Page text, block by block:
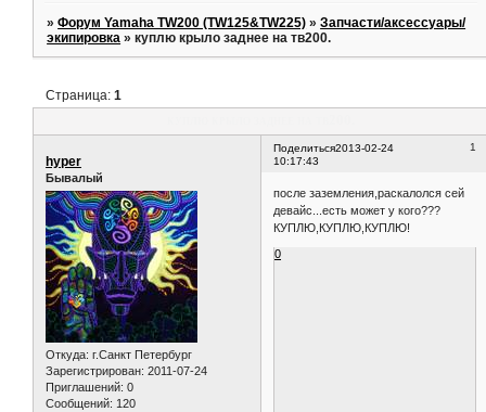
»Форум Yamaha TW200 (TW125&TW225) »Запчасти/аксессуары/
экипировка »куплю крыло заднее на тв200.
Страница:1
Поделиться 1
2013-02-24
10:17:43
hyper
Бывалый
Откуда: г.Санкт Петербург
Зарегистрирован: 2011-07-24
Приглашений: 0
Сообщений: 120
после заземления,раскалолся сей
девайс...есть может у кого???
КУПЛЮ,КУПЛЮ,КУПЛЮ!
0